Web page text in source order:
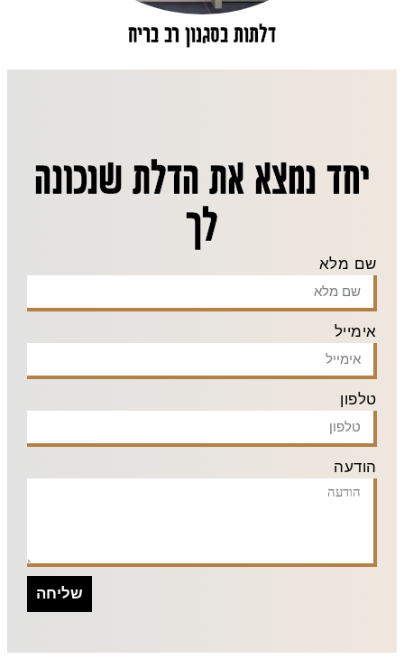
דלתות בסגנון רב בריח
יחד נמצא את הדלת שנכונה
לך
שם מלא
אימייל
טלפון
הודעה
שליחה